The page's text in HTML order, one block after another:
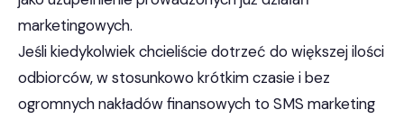
marketingowych.
Jeśli kiedykolwiek chcieliście dotrzeć do większej ilości
odbiorców, w stosunkowo krótkim czasie i bez
ogromnych nakładów finansowych to SMS marketing